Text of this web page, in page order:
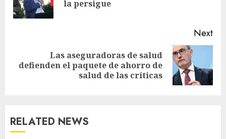
la persigue
Next
Las aseguradoras de salud
defienden el paquete de ahorro de
salud de las críticas
RELATED NEWS